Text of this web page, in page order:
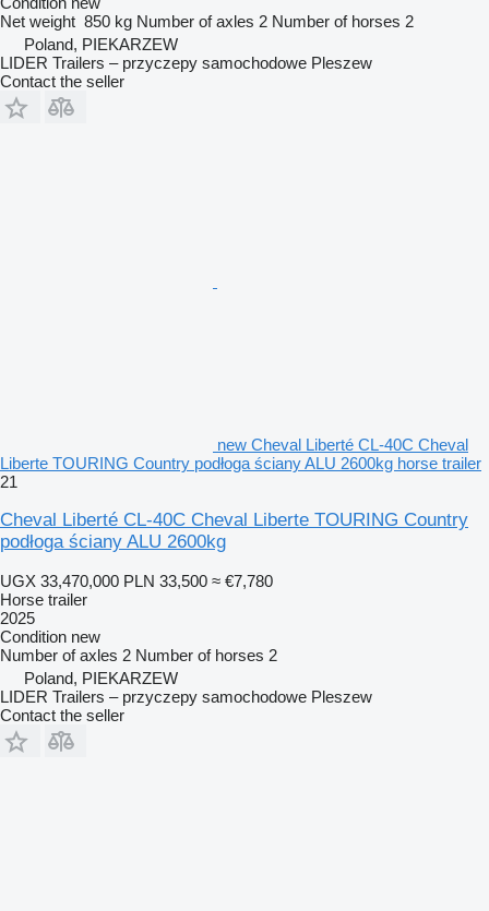
Net weight 850 kg Number of axles 2 Number of horses 2
Poland, PIEKARZEW
LIDER Trailers – przyczepy samochodowe Pleszew
Contact the seller
new Cheval Liberté CL-40C Cheval
Liberte TOURING Country podłoga ściany ALU 2600kg horse trailer
21
Cheval Liberté CL-40C Cheval Liberte TOURING Country
podłoga ściany ALU 2600kg
UGX 33,470,000 PLN 33,500 ≈ €7,780
Horse trailer
2025
Condition new
Number of axles 2 Number of horses 2
Poland, PIEKARZEW
LIDER Trailers – przyczepy samochodowe Pleszew
Contact the seller